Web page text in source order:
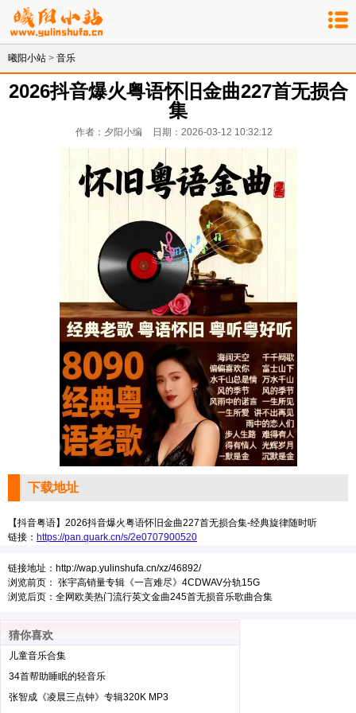
曦阳小站 > 音乐
2026抖音爆火粤语怀旧金曲227首无损合
集
作者：夕阳小编 日期：2026-03-12 10:32:12
下载地址
【抖音粤语】2026抖音爆火粤语怀旧金曲227首无损合集-经典旋律随时听
链接： https://pan.quark.cn/s/2e0707900520
链接地址： http://wap.yulinshufa.cn/xz/46892/
浏览前页： 张宇高销量专辑《一言难尽》4CDWAV分轨15G
浏览后页： 全网欧美热门流行英文金曲245首无损音乐歌曲合集
猜你喜欢
儿童音乐合集
34首帮助睡眠的轻音乐
张智成《凌晨三点钟》专辑320K MP3